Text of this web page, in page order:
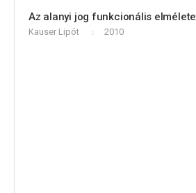
Az alanyi jog funkcionális elmélete
Kauser Lipót 2010